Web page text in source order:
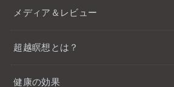
メディア＆レビュー
超越瞑想とは？
健康の効果